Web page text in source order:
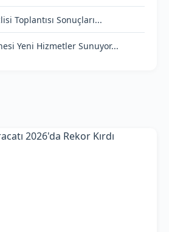
Toplantısı Sonuçları...
Yeni Hizmetler Sunuyor...